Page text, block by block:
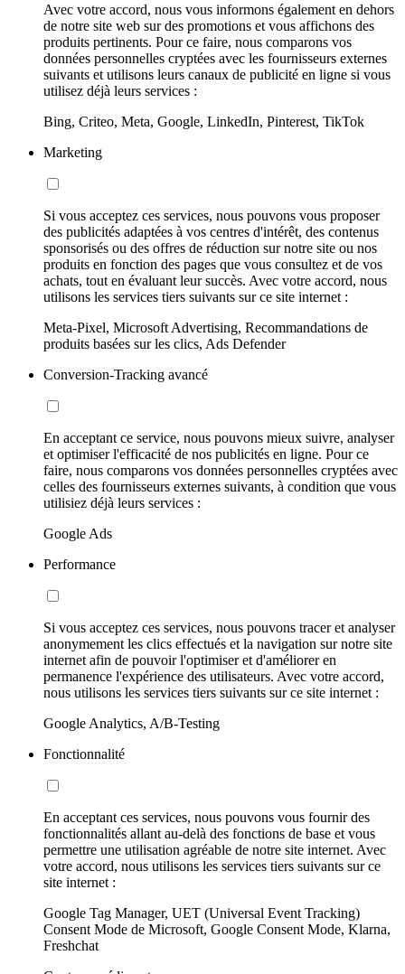
Avec votre accord, nous vous informons également en dehors
de notre site web sur des promotions et vous affichons des
produits pertinents. Pour ce faire, nous comparons vos
données personnelles cryptées avec les fournisseurs externes
suivants et utilisons leurs canaux de publicité en ligne si vous
utilisez déjà leurs services :
Bing, Criteo, Meta, Google, LinkedIn, Pinterest, TikTok
Marketing
Si vous acceptez ces services, nous pouvons vous proposer
des publicités adaptées à vos centres d'intérêt, des contenus
sponsorisés ou des offres de réduction sur notre site ou nos
produits en fonction des pages que vous consultez et de vos
achats, tout en évaluant leur succès. Avec votre accord, nous
utilisons les services tiers suivants sur ce site internet :
Meta-Pixel, Microsoft Advertising, Recommandations de
produits basées sur les clics, Ads Defender
Conversion-Tracking avancé
En acceptant ce service, nous pouvons mieux suivre, analyser
et optimiser l'efficacité de nos publicités en ligne. Pour ce
faire, nous comparons vos données personnelles cryptées avec
celles des fournisseurs externes suivants, à condition que vous
utilisiez déjà leurs services :
Google Ads
Performance
Si vous acceptez ces services, nous pouvons tracer et analyser
anonymement les clics effectués et la navigation sur notre site
internet afin de pouvoir l'optimiser et d'améliorer en
permanence l'expérience des utilisateurs. Avec votre accord,
nous utilisons les services tiers suivants sur ce site internet :
Google Analytics, A/B-Testing
Fonctionnalité
En acceptant ces services, nous pouvons vous fournir des
fonctionnalités allant au-delà des fonctions de base et vous
permettre une utilisation agréable de notre site internet. Avec
votre accord, nous utilisons les services tiers suivants sur ce
site internet :
Google Tag Manager, UET (Universal Event Tracking)
Consent Mode de Microsoft, Google Consent Mode, Klarna,
Freshchat